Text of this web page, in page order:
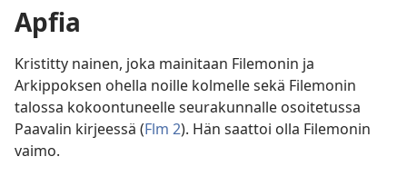
Apfia
Kristitty nainen, joka mainitaan Filemonin ja
Arkippoksen ohella noille kolmelle sekä Filemonin
talossa kokoontuneelle seurakunnalle osoitetussa
Paavalin kirjeessä (Flm 2). Hän saattoi olla Filemonin
vaimo.